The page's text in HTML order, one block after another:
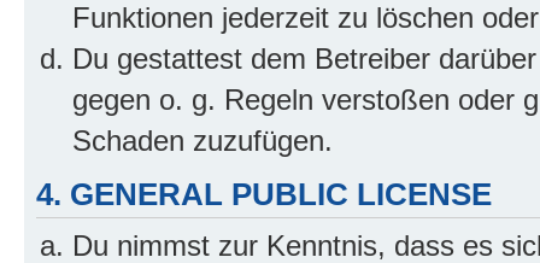
Funktionen jederzeit zu löschen
Du gestattest dem Betreiber
gegen o. g. Regeln verstoßen oder
Schaden zuzufügen.
4. GENERAL PUBLIC LICENSE
Du nimmst zur Kenntnis, dass es